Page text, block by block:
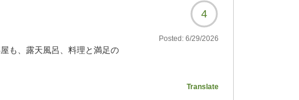
4
も、露天風呂、料理と満足の
76931?
Posted: 6/29/2026
Translate